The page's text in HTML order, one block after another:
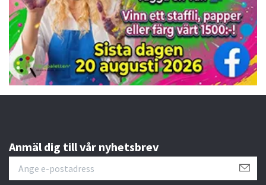
Anmäl dig till vår nyhetsbrev